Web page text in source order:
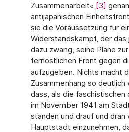
Zusammenarbeit« [3]
antijapanischen
sie die Voraussetzung für
Widerstandskampf, der das
dazu zwang, seine Pläne
fernöstlichen Front gegen
aufzugeben. Nichts macht
Zusammenhang so deutlich
dass, als die faschistischen
im November 1941 am
standen und drauf und dran
Hauptstadt einzunehmen,